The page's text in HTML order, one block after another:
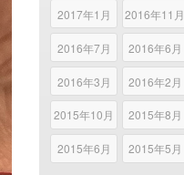
2017年1月 2016年11月
2016年7月 2016年6月
2016年3月 2016年2月
2015年10月 2015年8月
2015年6月 2015年5月